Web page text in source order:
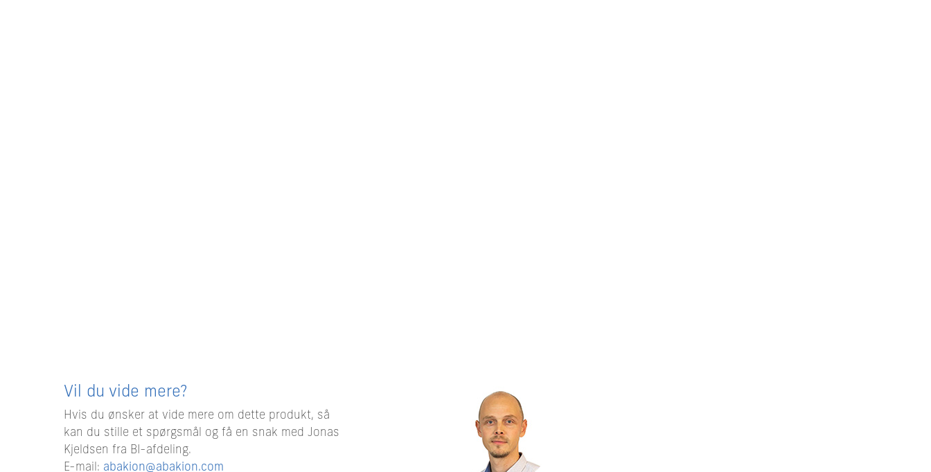
Vil du vide mere?
Hvis du ønsker at vide mere om dette produkt, så
kan du stille et spørgsmål og få en snak med Jonas
Kjeldsen fra BI-afdeling.
E-mail: abakion@abakion.com